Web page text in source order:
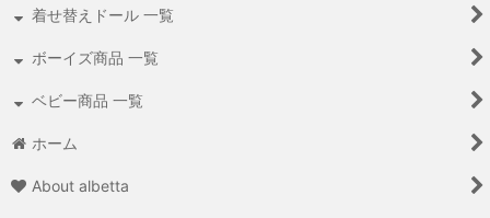
着せ替えドール 一覧
ボーイズ商品 一覧
ベビー商品 一覧
ホーム
About albetta